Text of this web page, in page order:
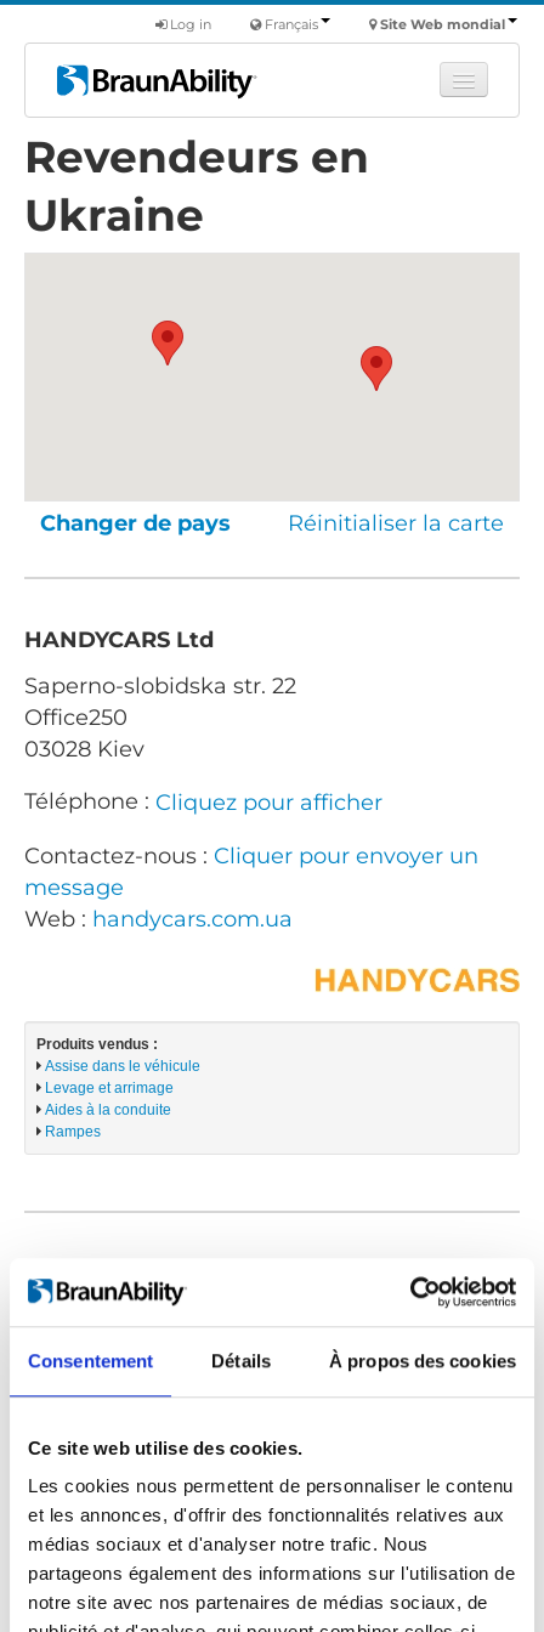
Consentement Détails À propos des cookies
Ce site web utilise des cookies.
Les cookies nous permettent de personnaliser le contenu
et les annonces, d'offrir des fonctionnalités relatives aux
médias sociaux et d'analyser notre trafic. Nous
partageons également des informations sur l'utilisation de
notre site avec nos partenaires de médias sociaux, de
Site Web mondial
Français
Log in
Apprendre
Produits
Véhicules utilitaires
Trouver un revendeur
Revendeurs en
Ukraine
Changer de pays Réinitialiser la carte
HANDYCARS Ltd
Saperno-slobidska str. 22
Office250
03028 Kiev
Téléphone : Cliquez pour afficher
Contactez-nous : Cliquer pour envoyer un
message
Web : handycars.com.ua
Produits vendus :
Assise dans le véhicule
Levage et arrimage
Aides à la conduite
Rampes
Spline LLC
Avtotransportna St, 1
UA-02000 Kiev
Téléphone :Cliquez pour afficher
Contactez-nous :Cliquer pour envoyer un
message
Web :www.spline.biz.ua